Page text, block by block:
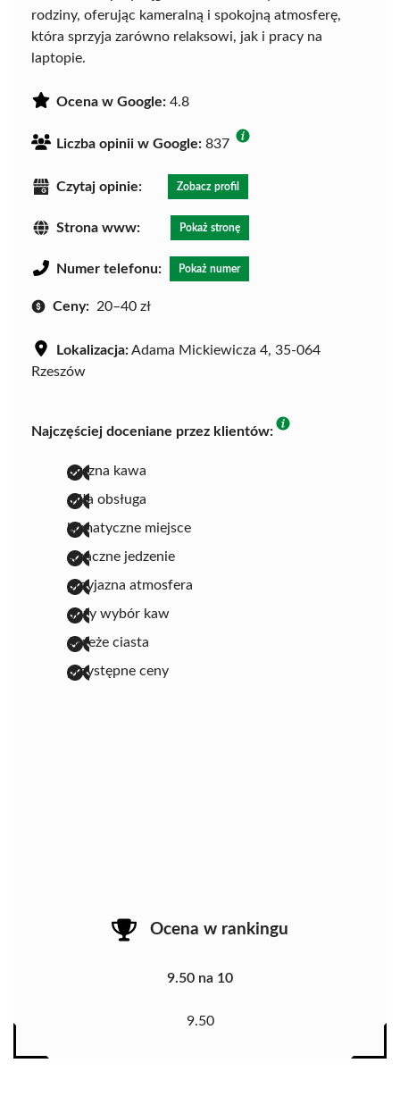
rodziny, oferując kameralną i spokojną atmosferę,
która sprzyja zarówno relaksowi, jak i pracy na
laptopie.
Ocena w Google: 4.8
Liczba opinii w Google: 837
Czytaj opinie: Zobacz profil
Strona www: Pokaż stronę
Numer telefonu: Pokaż numer
Ceny: 20–40 zł
Lokalizacja:Adama Mickiewicza 4, 35-064
Rzeszów
Najczęściej doceniane przez klientów:
pyszna kawa
miła obsługa
klimatyczne miejsce
smaczne jedzenie
przyjazna atmosfera
duży wybór kaw
świeże ciasta
przystępne ceny
Ocena w rankingu
9.50 na 10
9.50